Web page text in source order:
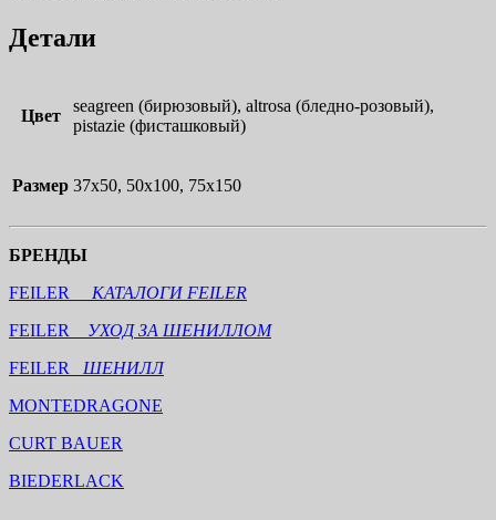
Детали
Цвет
seagreen (бирюзовый), altrosa (бледно-розовый),
pistazie (фисташковый)
Размер 37х50, 50х100, 75х150
БРЕНДЫ
FEILER КАТАЛОГИ FEILER
FEILER
УХОД ЗА ШЕНИЛЛОМ
FEILER ШЕНИЛЛ
MONTEDRAGONE
CURT BAUER
BIEDERLACK